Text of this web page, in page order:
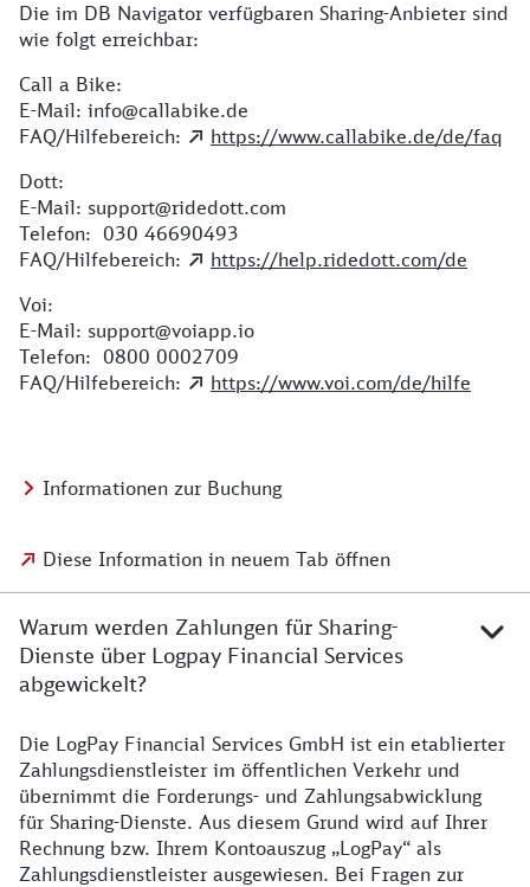
Die im DB Navigator verfügbaren Sharing-Anbieter sind
wie folgt erreichbar:
Call a Bike:
E-Mail: info@callabike.de
FAQ/Hilfebereich:
https://www.callabike.de/de/faq
Dott:
E-Mail: support@ridedott.com
Telefon: 030 46690493
FAQ/Hilfebereich:
https://help.ridedott.com/de
Voi:
E-Mail: support@voiapp.io
Telefon: 0800 0002709
FAQ/Hilfebereich:
https://www.voi.com/de/hilfe
Informationen zur Buchung
Diese Information in neuem Tab öffnen
Warum werden Zahlungen für Sharing-
Dienste über Logpay Financial Services
abgewickelt?
Die LogPay Financial Services GmbH ist ein etablierter
Zahlungsdienstleister im öffentlichen Verkehr und
übernimmt die Forderungs- und Zahlungsabwicklung
für Sharing-Dienste. Aus diesem Grund wird auf Ihrer
Rechnung bzw. Ihrem Kontoauszug „LogPay“ als
Zahlungsdienstleister ausgewiesen. Bei Fragen zur